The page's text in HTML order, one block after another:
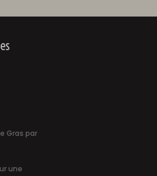
Gras par
une